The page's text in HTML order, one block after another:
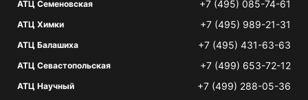
АТЦ Семеновская +7 (495) 085-74-61
АТЦ Химки +7 (495) 989-21-31
АТЦ Балашиха +7 (495) 431-63-63
АТЦ Севастопольская +7 (499) 653-72-12
АТЦ Научный +7 (499) 288-05-36